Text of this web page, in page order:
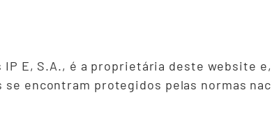
IP E, S.A., é a proprietária deste website
encontram protegidos pelas normas